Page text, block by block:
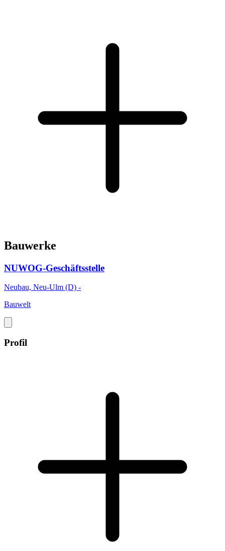
Bauwerke
NUWOG-Geschäftsstelle
Neubau, Neu-Ulm (D) -
Bauwelt
Profil